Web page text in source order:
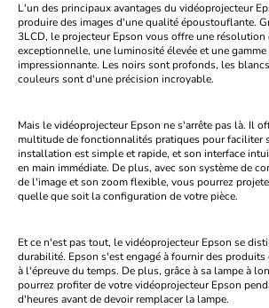
L'un des principaux avantages du vidéoprojecteur
produire des images d'une qualité époustouflante.
3LCD, le projecteur Epson vous offre une résolution
exceptionnelle, une luminosité élevée et une
impressionnante. Les noirs sont profonds, les
couleurs sont d'une précision incroyable.
Mais le vidéoprojecteur Epson ne s'arrête pas là. Il
multitude de fonctionnalités pratiques pour faciliter
installation est simple et rapide, et son interface
en main immédiate. De plus, avec son système de
de l'image et son zoom flexible, vous pourrez
quelle que soit la configuration de votre pièce.
Et ce n'est pas tout, le vidéoprojecteur Epson se
durabilité. Epson s'est engagé à fournir des
à l'épreuve du temps. De plus, grâce à sa lampe à
pourrez profiter de votre vidéoprojecteur Epson
d'heures avant de devoir remplacer la lampe.